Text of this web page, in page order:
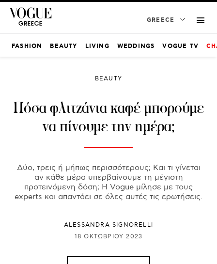
GREECE
FASHION BEAUTY LIVING WEDDINGS VOGUE TV
BEAUTY
Πόσα φλιτζάνια καφέ μπορούμε
να πίνουμε την ημέρα;
Δύο, τρεις ή μήπως περισσότερους; Και τι γίνεται
αν κάθε μέρα υπερβαίνουμε τη μέγιστη
προτεινόμενη δόση; Η Vogue μίλησε με τους
experts και απαντάει σε όλες αυτές τις ερωτήσεις.
ALESSANDRA SIGNORELLI
18 ΟΚΤΩΒΡΊΟΥ 2023